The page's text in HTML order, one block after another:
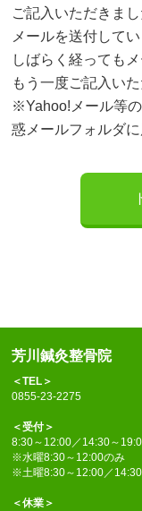
ご記入いただきま
メールを送付してい
しばらく経っても
もう一度ご記入い
※Yahoo!メール等
惑メールフォルダ
芳川鍼灸整骨院
＜TEL＞
0855-23-2275
＜受付＞
8:30～12:00／14:30～
※水曜8:30～12:00のみ
※土曜8:30～12:00／
＜休業＞